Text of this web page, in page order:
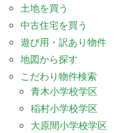
土地を買う
中古住宅を買う
遊び用・訳あり物件
地図から探す
こだわり物件検索
青木小学校学区
稲村小学校学区
大原間小学校学区